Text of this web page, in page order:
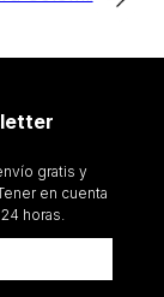
gratis y
en cuenta
horas.